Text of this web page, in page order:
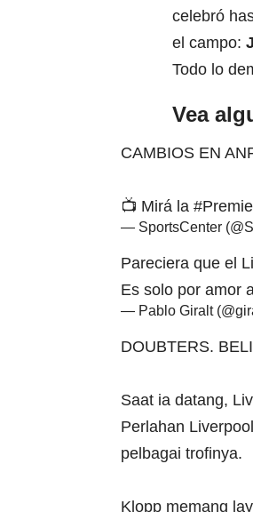
celebró
el campo:
Todo lo
Vea
CAMBIOS EN
📺 Mirá la
— SportsCenter
Pareciera que el
Es solo por amor
— Pablo Giralt
DOUBTERS.
Saat ia datang,
Perlahan
pelbagai trofinya.
Klopp memang